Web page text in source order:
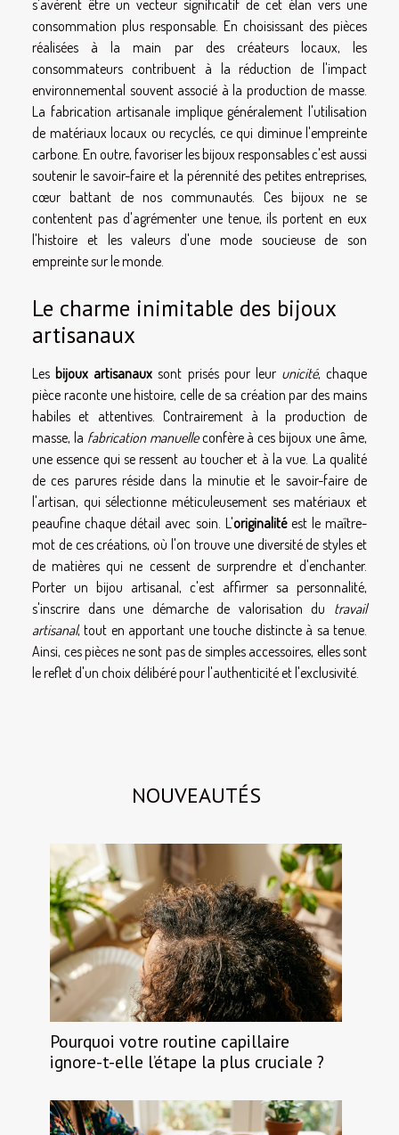
s'avèrent être un vecteur significatif de cet élan vers une
consommation plus responsable. En choisissant des pièces
réalisées à la main par des créateurs locaux, les
consommateurs contribuent à la réduction de l'impact
environnemental souvent associé à la production de masse.
La fabrication artisanale implique généralement l'utilisation
de matériaux locaux ou recyclés, ce qui diminue l'empreinte
carbone. En outre, favoriser les bijoux responsables c'est aussi
soutenir le savoir-faire et la pérennité des petites entreprises,
cœur battant de nos communautés. Ces bijoux ne se
contentent pas d'agrémenter une tenue, ils portent en eux
l'histoire et les valeurs d'une mode soucieuse de son
empreinte sur le monde.
Le charme inimitable des bijoux
artisanaux
Lesbijoux artisanaux sont prisés pour leur unicité, chaque
pièce raconte une histoire, celle de sa création par des mains
habiles et attentives. Contrairement à la production de
masse, la fabrication manuelleconfère à ces bijoux une âme,
une essence qui se ressent au toucher et à la vue. La qualité
de ces parures réside dans la minutie et le savoir-faire de
l'artisan, qui sélectionne méticuleusement ses matériaux et
peaufine chaque détail avec soin. L'originalitéest le maître-
mot de ces créations, où l'on trouve une diversité de styles et
de matières qui ne cessent de surprendre et d'enchanter.
Porter un bijou artisanal, c'est affirmer sa personnalité,
s'inscrire dans une démarche de valorisation du travail
artisanal, tout en apportant une touche distincte à sa tenue.
Ainsi, ces pièces ne sont pas de simples accessoires, elles sont
le reflet d'un choix délibéré pour l'authenticité et l'exclusivité.
NOUVEAUTÉS
Pourquoi votre routine capillaire
ignore-t-elle l’étape la plus cruciale ?